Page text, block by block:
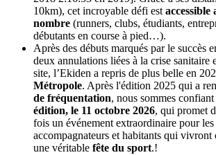
10km), cet incroyable défi est accessible
nombre (runners, clubs, étudiants,
débutants en course à pied…).
Après des débuts marqués par le succès
deux annulations liées à la crise sanitaire
site, l’Ekiden a repris de plus belle en
Métropole. Après l'édition 2025 qui a
de fréquentation, nous sommes confiant
édition, le 11 octobre 2026, qui promet
fois un événement extraordinaire pour les
accompagnateurs et habitants qui
une véritable fête du sport.!